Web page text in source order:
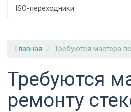
ISO-переходники
Главная Требуются мастера
Требуются
ремонту